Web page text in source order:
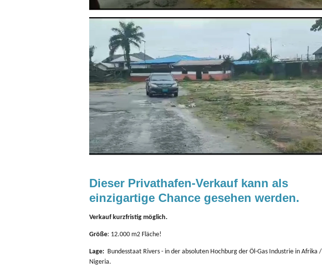
Dieser Privathafen-Verkauf kann als
einzigartige Chance gesehen werden.
Verkauf kurzfristig möglich.
Größe: 12.000 m2 Fläche!
Lage: Bundesstaat Rivers - in der absoluten Hochburg der Öl-Gas Industrie in Afrika /
Nigeria.